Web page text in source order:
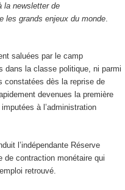
la newsletter de
les grands enjeux du monde.
saluées par le camp
dans la classe politique, ni parmi
constatées dès la reprise de
devenues la première
à l’administration
l’indépendante Réserve
de contraction monétaire qui
retrouvé.